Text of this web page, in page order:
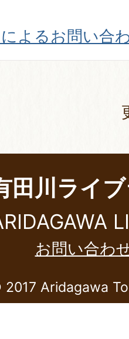
よるお問い合
田川ライ
お問い合わ
Aridagawa